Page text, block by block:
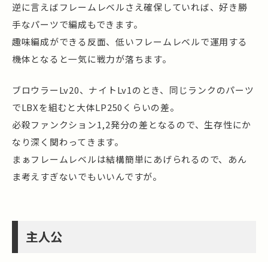
逆に言えばフレームレベルさえ確保していれば、好き勝
手なパーツで編成もできます。
趣味編成ができる反面、低いフレームレベルで運用する
機体となると一気に戦力が落ちます。
ブロウラーLv20、ナイトLv1のとき、同じランクのパーツ
でLBXを組むと大体LP250くらいの差。
必殺ファンクション1,2発分の差となるので、生存性にか
なり深く関わってきます。
まぁフレームレベルは結構簡単にあげられるので、あん
ま考えすぎないでもいいんですが。
主人公